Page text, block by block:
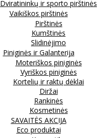
Dviratininkų ir sporto pirštinės
Vaikiškos pirštinės
Pirštinės
Kumštinės
Slidinėjimo
Piniginės ir Galanterija
Moteriškos piniginės
Vyriškos piniginės
Kortelių ir raktų dėklai
Diržai
Rankinės
Kosmetinės
SAVAITĖS AKCIJA
Eco produktai